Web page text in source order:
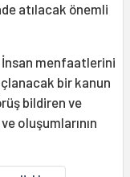
atılacak önemli
menfaatlerini
bir kanun
bildiren ve
oluşumlarının